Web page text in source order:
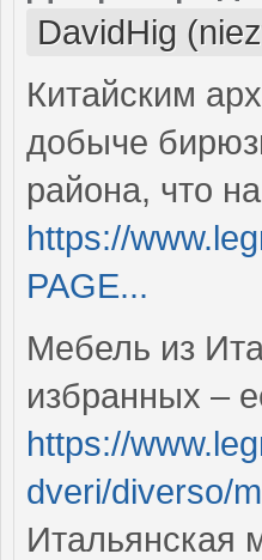
DavidHig
Китайским
добыче
района, что
https://
PAGE...
Мебель из
избранных –
https://
dveri/diverso/
Итальянская